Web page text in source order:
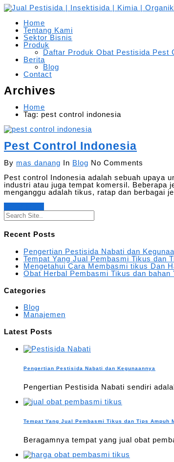
Home
Tentang Kami
Sektor Bisnis
Produk
Daftar Produk Obat Pestisida Pest
Berita
Blog
Contact
Archives
Home
Tag: pest control indonesia
Pest Control Indonesia
By mas danang In Blog No Comments
Pest control Indonesia adalah sebuah upaya
industri atau juga tempat komersil. Beberapa
menganggu adalah tikus, ratap dan berbagai
Recent Posts
Pengertian Pestisida Nabati dan
Tempat Yang Jual Pembasmi Tikus dan
Mengetahui Cara Membasmi tikus Dan
Obat Herbal Pembasmi Tikus dan
Categories
Blog
Manajemen
Latest Posts
Pengertian Pestisida Nabati dan Kegunaannya
Pengertian Pestisida Nabati sendiri
Tempat Yang Jual Pembasmi Tikus dan Tips Ampuh
Beragamnya tempat yang jual obat